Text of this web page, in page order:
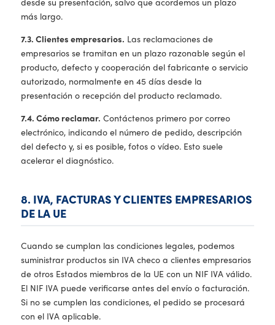
más largo.
7.3. Clientes empresarios. Las reclamaciones de
empresarios se tramitan en un plazo razonable según el
producto, defecto y cooperación del fabricante o servicio
autorizado, normalmente en 45 días desde la
presentación o recepción del producto reclamado.
7.4. Cómo reclamar. Contáctenos primero por correo
electrónico, indicando el número de pedido, descripción
del defecto y, si es posible, fotos o vídeo. Esto suele
acelerar el diagnóstico.
8. IVA, FACTURAS Y CLIENTES EMPRESARIOS
DE LA UE
Cuando se cumplan las condiciones legales, podemos
suministrar productos sin IVA checo a clientes empresarios
de otros Estados miembros de la UE con un NIF IVA válido.
El NIF IVA puede verificarse antes del envío o facturación.
Si no se cumplen las condiciones, el pedido se procesará
con el IVA aplicable.